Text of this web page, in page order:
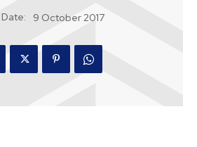
Date: 9 October 2017